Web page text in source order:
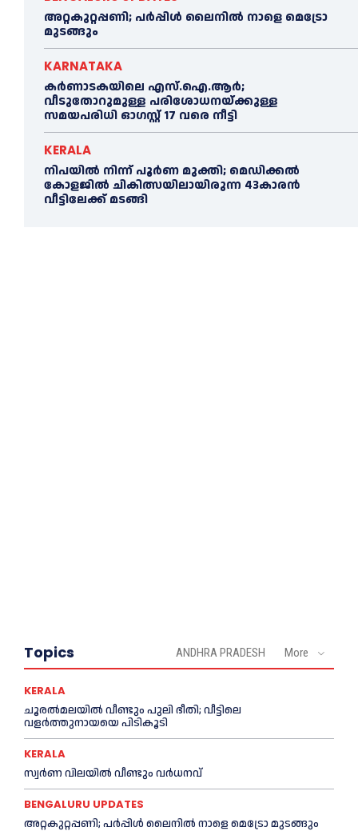
അറ്റകുറ്റപ്പണി; പർപ്പിൾ ലൈനില്‍ നാളെ മെട്രോ
മുടങ്ങും
KARNATAKA
കർണാടകയിലെ എസ്.ഐ.ആർ;
വീടുതോറുമുള്ള പരിശോധനയ്ക്കുള്ള
സമയപരിധി ഓഗസ്റ്റ് 17 വരെ നീട്ടി
KERALA
നിപയില്‍ നിന്ന് പൂര്‍ണ മുക്തി; മെഡിക്കല്‍
കോളജില്‍ ചികിത്സയിലായിരുന്ന 43കാരന്‍
വീട്ടിലേക്ക് മടങ്ങി
Topics ANDHRA PRADESH More
KERALA
ചൂരല്‍മലയില്‍ വീണ്ടും പുലി ഭീതി; വീട്ടിലെ
വളര്‍ത്തുനായയെ പിടികൂടി
KERALA
സ്വർണ വിലയില്‍ വീണ്ടും വർധനവ്
BENGALURU UPDATES
അറ്റകുറ്റപ്പണി; പർപ്പിൾ ലൈനില്‍ നാളെ മെട്രോ മുടങ്ങും